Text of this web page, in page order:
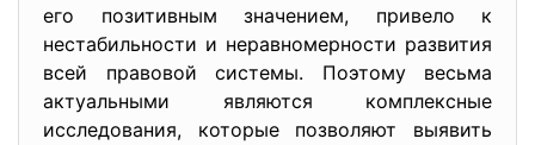
его позитивным значением, привело к
нестабильности и неравномерности развития
всей правовой системы. Поэтому весьма
актуальными являются комплексные
исследования, которые позволяют выявить